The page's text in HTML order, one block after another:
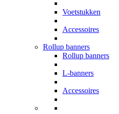
Voetstukken
Accessoires
Rollup banners
Rollup banners
L-banners
Accessoires